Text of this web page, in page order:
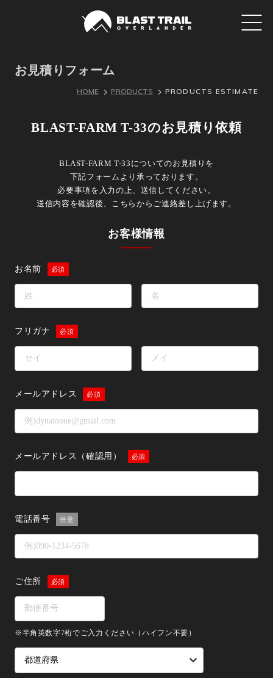
お見積りフォーム
HOME PRODUCTS PRODUCTS ESTIMATE
BLAST-FARM T-33のお見積り依頼
BLAST-FARM T-33についてのお見積りを
下記フォームより承っております。
必要事項を入力の上、送信してください。
送信内容を確認後、こちらからご連絡差し上げます。
お客様情報
お名前
フリガナ
メールアドレス
メールアドレス （確認用）
電話番号
ご住所
※半角英数字7桁でご入力ください（ハイフン不要）